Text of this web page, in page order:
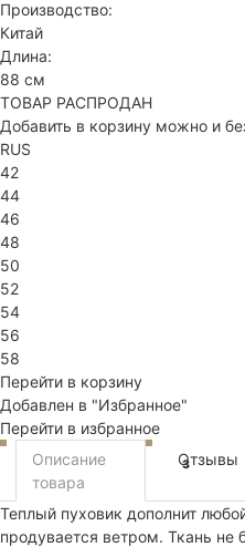
Производство:
Китай
Длина:
88 см
ТОВАР РАСПРОДАН
Добавить в корзину можно и
RUS
42
44
46
48
50
52
54
56
58
Перейти в корзину
Добавлен в "Избранное"
Перейти в избранное
Описание
товара
Отзывы
3
Теплый пуховик дополнит
продувается ветром. Ткань не